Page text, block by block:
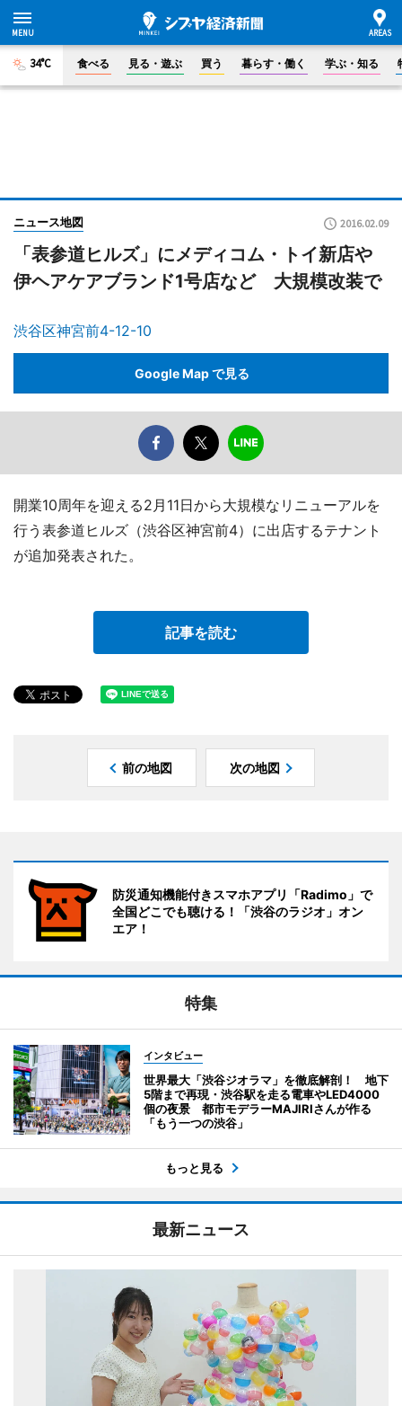
34°C 食べる 見る・遊ぶ 買う 暮らす・働く 学ぶ・知る
ニュース地図 2016.02.09
「表参道ヒルズ」にメディコム・トイ新店や
伊ヘアケアブランド1号店など 大規模改装で
渋谷区神宮前4-12-10
Google Map で見る
開業10周年を迎える2月11日から大規模なリニューアルを
行う表参道ヒルズ（渋谷区神宮前4）に出店するテナント
が追加発表された。
記事を読む
前の地図 次の地図
防災通知機能付きスマホアプリ「Radimo」で
全国どこでも聴ける！「渋谷のラジオ」オン
エア！
特集
インタビュー
世界最大「渋谷ジオラマ」を徹底解剖！ 地下
5階まで再現・渋谷駅を走る電車やLED4000
個の夜景 都市モデラーMAJIRIさんが作る
「もう一つの渋谷」
もっと見る
最新ニュース